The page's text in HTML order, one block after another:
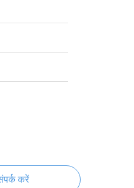
करें